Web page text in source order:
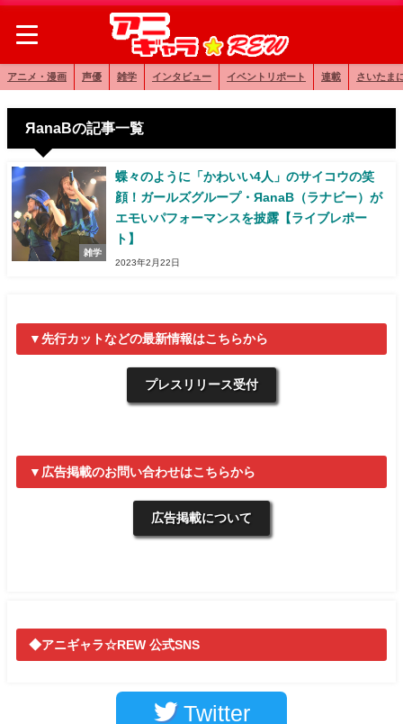
アニメ・漫画 声優 雑学 インタビュー イベントリポート 連載 さいたま
ЯanaBの記事一覧
雑学
蝶々のように「かわいい4人」のサイコウの笑
顔！ガールズグループ・ЯanaB（ラナビー）が
エモいパフォーマンスを披露【ライブレポー
ト】
2023年2月22日
▼先行カットなどの最新情報はこちらから
プレスリリース受付
▼広告掲載のお問い合わせはこちらから
広告掲載について
◆アニギャラ☆REW 公式SNS
Twitter